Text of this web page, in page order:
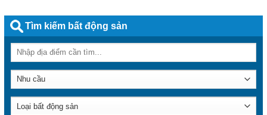
Tìm kiếm bất động sản